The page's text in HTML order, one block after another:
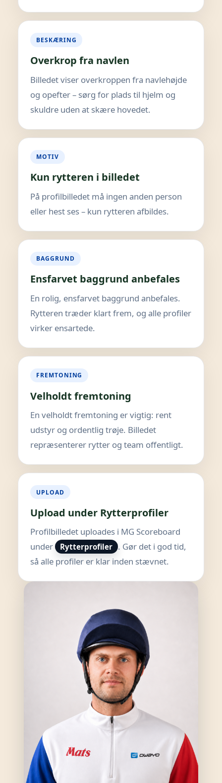
BESKÆRING
Overkrop fra navlen
Billedet viser overkroppen fra navlehøjde
og opefter – sørg for plads til hjelm og
skuldre uden at skære hovedet.
MOTIV
Kun rytteren i billedet
På profilbilledet må ingen anden person
eller hest ses – kun rytteren afbildes.
BAGGRUND
Ensfarvet baggrund anbefales
En rolig, ensfarvet baggrund anbefales.
Rytteren træder klart frem, og alle profiler
virker ensartede.
FREMTONING
Velholdt fremtoning
En velholdt fremtoning er vigtig: rent
udstyr og ordentlig trøje. Billedet
repræsenterer rytter og team offentligt.
UPLOAD
Upload under Rytterprofiler
Profilbilledet uploades i MG Scoreboard
under
Rytterprofiler . Gør det i god tid,
så alle profiler er klar inden stævnet.